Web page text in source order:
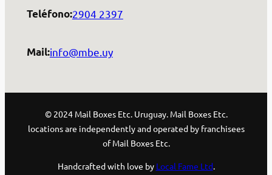
Teléfono:2904 2397
Mail:info@mbe.uy
© 2024 Mail Boxes Etc. Uruguay. Mail Boxes Etc.
locations are independently and operated by franchisees
of Mail Boxes Etc.
Handcrafted with love by Local Fame Ltd.